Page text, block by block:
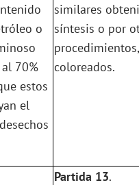
o
70%
estos
el
similares
síntesis o por
coloreados.
Partida 13.